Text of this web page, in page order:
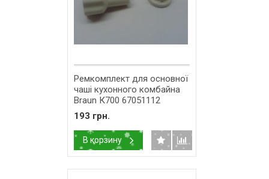
Ремкомплект для основної
чаші кухонного комбайна
Braun К700 67051112
193 грн.
В корзину